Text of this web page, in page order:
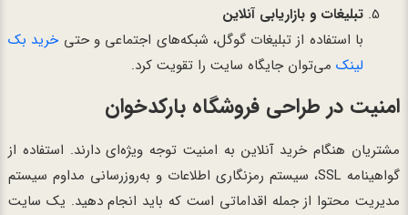
تبلیغات و بازاریابی آنلاین
با استفاده از تبلیغات گوگل، شبکه‌های اجتماعی و حتیخرید بک
لینکمی‌توان جایگاه سایت را تقویت کرد.
امنیت در طراحی فروشگاه بارکدخوان
مشتریان هنگام خرید آنلاین به امنیت توجه ویژه‌ای دارند. استفاده از
گواهینامه SSL، سیستم رمزنگاری اطلاعات و به‌روزرسانی مداوم سیستم
مدیریت محتوا از جمله اقداماتی است که باید انجام دهید. یک سایت